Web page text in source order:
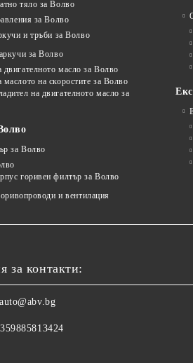
тяло за Волво
за Волво
и тръби за Волво
за Волво
масло за Волво
на скоростите за Волво
на двигателното масло за
за Волво
горивен филтър за Волво
и вентилация
за контакти: